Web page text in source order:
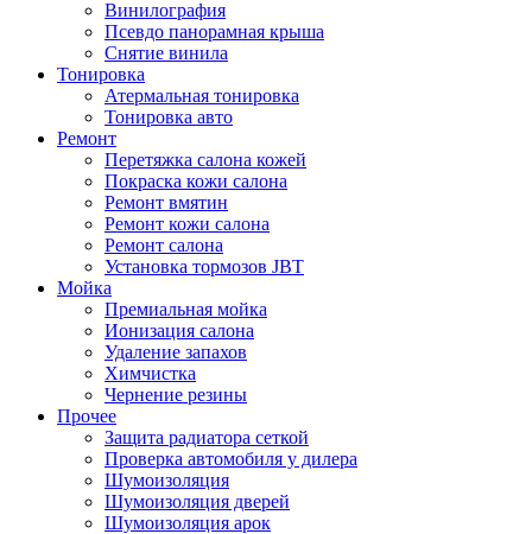
Винилография
Псевдо панорамная крыша
Снятие винила
Тонировка
Атермальная тонировка
Тонировка авто
Ремонт
Перетяжка салона кожей
Покраска кожи салона
Ремонт вмятин
Ремонт кожи салона
Ремонт салона
Установка тормозов JBT
Мойка
Премиальная мойка
Ионизация салона
Удаление запахов
Химчистка
Чернение резины
Прочее
Защита радиатора сеткой
Проверка автомобиля у дилера
Шумоизоляция
Шумоизоляция дверей
Шумоизоляция арок